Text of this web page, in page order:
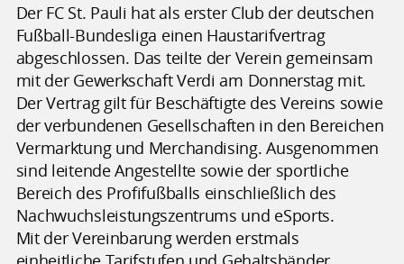
Der FC St. Pauli hat als erster Club der deutschen
Fußball-Bundesliga einen Haustarifvertrag
abgeschlossen. Das teilte der Verein gemeinsam
mit der Gewerkschaft Verdi am Donnerstag mit.
Der Vertrag gilt für Beschäftigte des Vereins sowie
der verbundenen Gesellschaften in den Bereichen
Vermarktung und Merchandising. Ausgenommen
sind leitende Angestellte sowie der sportliche
Bereich des Profifußballs einschließlich des
Nachwuchsleistungszentrums und eSports.
Mit der Vereinbarung werden erstmals